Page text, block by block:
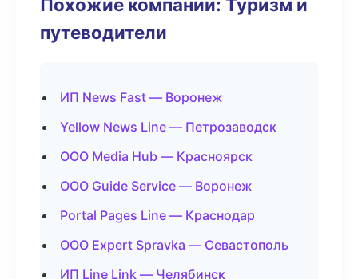
Похожие компании: Туризм и
путеводители
ИП News Fast — Воронеж
Yellow News Line — Петрозаводск
ООО Media Hub — Красноярск
ООО Guide Service — Воронеж
Portal Pages Line — Краснодар
ООО Expert Spravka — Севастополь
ИП Line Link — Челябинск